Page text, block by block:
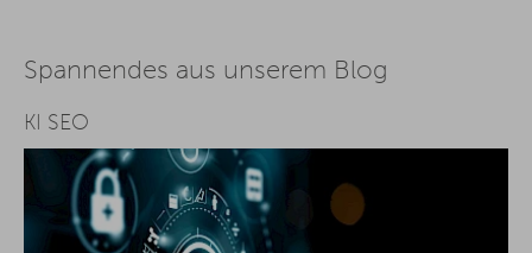
Spannendes aus unserem Blog
KI SEO